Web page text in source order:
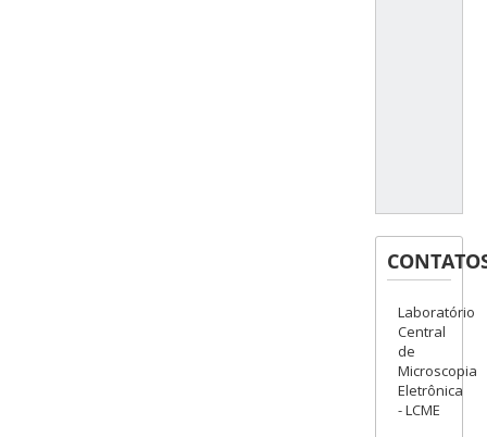
Laboratório
Central
de
Microscopia
Eletrônica
- LCME